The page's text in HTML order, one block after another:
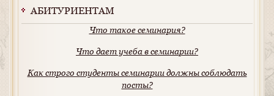
АБИТУРИЕНТАМ
Что такое семинария?
Что дает учеба в семинарии?
Как строго студенты семинарии должны соблюдать
посты?